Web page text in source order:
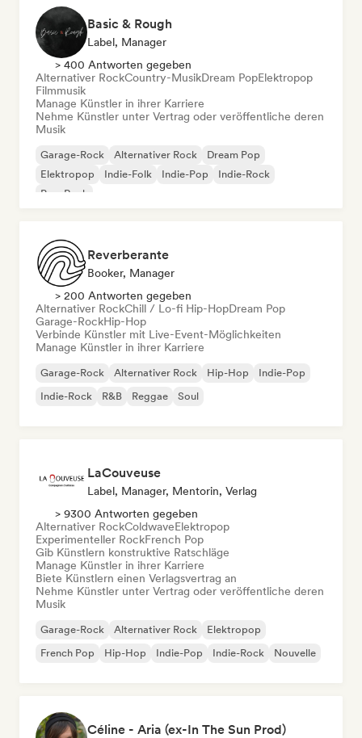
Basic & Rough
Label, Manager
> 400 Antworten gegeben
Alternativer RockCountry-MusikDream PopElektropop
Filmmusik
Manage Künstler in ihrer Karriere
Nehme Künstler unter Vertrag oder veröffentliche deren
Musik
Garage-Rock Alternativer Rock
Dream Pop
Elektropop
Indie-Folk Indie-Pop
Indie-Rock
Pop-Rock
Reverberante
Booker, Manager
> 200 Antworten gegeben
Alternativer RockChill / Lo-fi Hip-HopDream Pop
Garage-RockHip-Hop
Verbinde Künstler mit Live-Event-Möglichkeiten
Manage Künstler in ihrer Karriere
Garage-Rock Alternativer Rock Hip-Hop
Indie-Pop
Indie-Rock
R&B Reggae Soul
LaCouveuse
Label, Manager, Mentorin, Verlag
> 9300 Antworten gegeben
Alternativer RockColdwaveElektropop
Experimenteller RockFrench Pop
Gib Künstlern konstruktive Ratschläge
Manage Künstler in ihrer Karriere
Biete Künstlern einen Verlagsvertrag an
Nehme Künstler unter Vertrag oder veröffentliche deren
Musik
Garage-Rock Alternativer Rock
Elektropop
French Pop
Hip-Hop Indie-Pop Indie-Rock Nouvelle
Céline - Aria (ex-In The Sun Prod)